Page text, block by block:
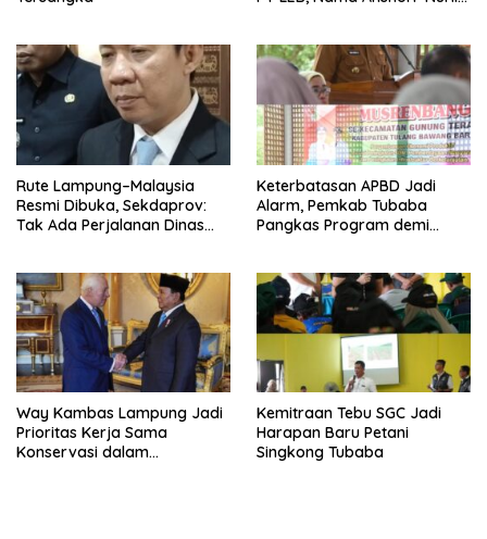
Rute Lampung–Malaysia
Resmi Dibuka, Sekdaprov:
Tak Ada Perjalanan Dinas
Keterbatasan APBD Jadi
Alarm, Pemkab Tubaba
Pangkas Program demi
Way Kambas Lampung Jadi
Prioritas Kerja Sama
Konservasi dalam
Kemitraan Tebu SGC Jadi
Harapan Baru Petani
Singkong Tubaba